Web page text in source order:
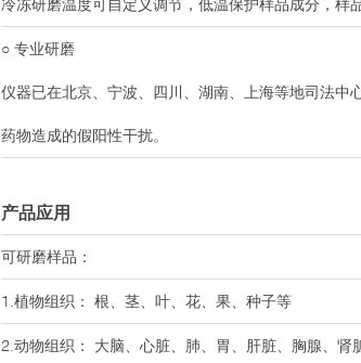
冷冻研磨温度可自定义调节，低温保护样品成分，样
○ 专业研磨
仪器已在北京、宁波、四川、湖南、上海等地司法
药物造成的假阳性干扰。
产品应用
可研磨样品：
1.植物组织： 根、茎、叶、花、果、种子等
2.动物组织： 大脑、心脏、肺、胃、肝脏、胸腺、肾